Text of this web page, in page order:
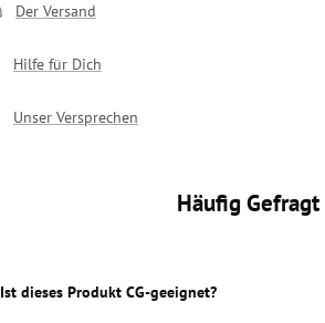
Der Versand
Hilfe für Dich
Unser Versprechen
Häufig Gefragt
Ist dieses Produkt CG-geeignet?